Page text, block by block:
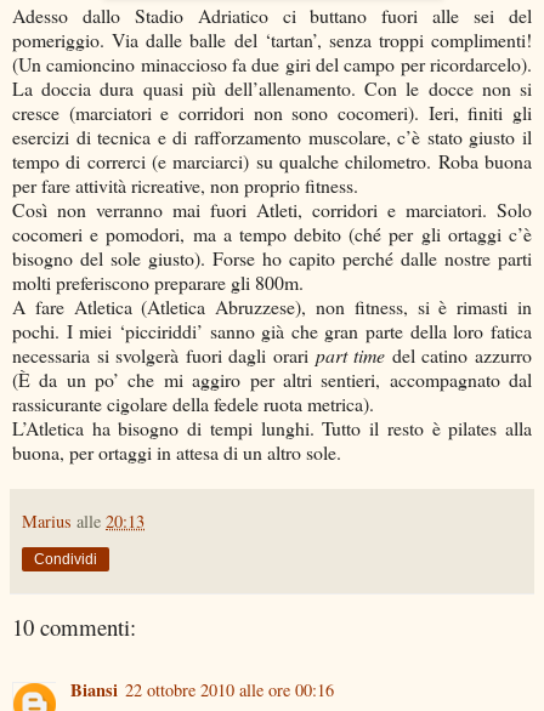
Adesso dallo Stadio Adriatico ci buttano fuori alle sei del
pomeriggio. Via dalle balle del ‘tartan’, senza troppi complimenti!
(Un camioncino minaccioso fa due giri del campo per ricordarcelo).
La doccia dura quasi più dell’allenamento. Con le docce non si
cresce (marciatori e corridori non sono cocomeri). Ieri, finiti gli
esercizi di tecnica e di rafforzamento muscolare, c’è stato giusto il
tempo di correrci (e marciarci) su qualche chilometro. Roba buona
per fare attività ricreative, non proprio fitness.
Così non verranno mai fuori Atleti, corridori e marciatori. Solo
cocomeri e pomodori, ma a tempo debito (ché per gli ortaggi c’è
bisogno del sole giusto). Forse ho capito perché dalle nostre parti
molti preferiscono preparare gli 800m.
A fare Atletica (Atletica Abruzzese), non fitness, si è rimasti in
pochi. I miei ‘picciriddi’ sanno già che gran parte della loro fatica
necessaria si svolgerà fuori dagli orari part time del catino azzurro
(È da un po’ che mi aggiro per altri sentieri, accompagnato dal
rassicurante cigolare della fedele ruota metrica).
L’Atletica ha bisogno di tempi lunghi. Tutto il resto è pilates alla
buona, per ortaggi in attesa di un altro sole.
Marius alle 20:13
Condividi
10 commenti:
Biansi 22 ottobre 2010 alle ore 00:16